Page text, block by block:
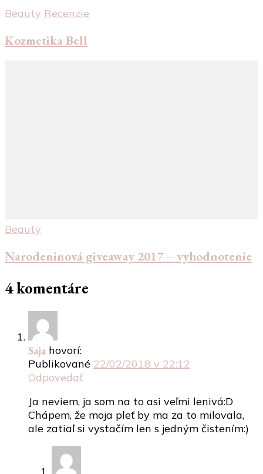
Beauty Recenzie
Kozmetika Bell
Beauty
Narodeninová giveaway 2017 – vyhodnotenie
4 komentáre
Saja hovorí:
Publikované 22/02/2018 v 22:12
Odpovedať
Ja neviem, ja som na to asi veľmi lenivá:D
Chápem, že moja pleť by ma za to milovala,
ale zatiaľ si vystačím len s jedným čistením:)